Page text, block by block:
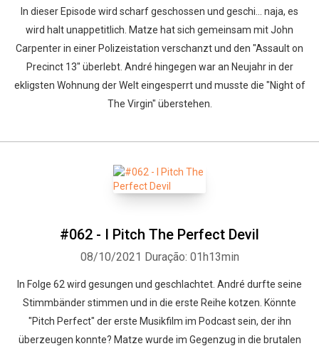
In dieser Episode wird scharf geschossen und geschi... naja, es
wird halt unappetitlich. Matze hat sich gemeinsam mit John
Carpenter in einer Polizeistation verschanzt und den "Assault on
Precinct 13" überlebt. André hingegen war an Neujahr in der
ekligsten Wohnung der Welt eingesperrt und musste die "Night of
The Virgin" überstehen.
#062 - I Pitch The Perfect Devil
08/10/2021 Duração: 01h13min
In Folge 62 wird gesungen und geschlachtet. André durfte seine
Stimmbänder stimmen und in die erste Reihe kotzen. Könnte
"Pitch Perfect" der erste Musikfilm im Podcast sein, der ihn
überzeugen konnte? Matze wurde im Gegenzug in die brutalen